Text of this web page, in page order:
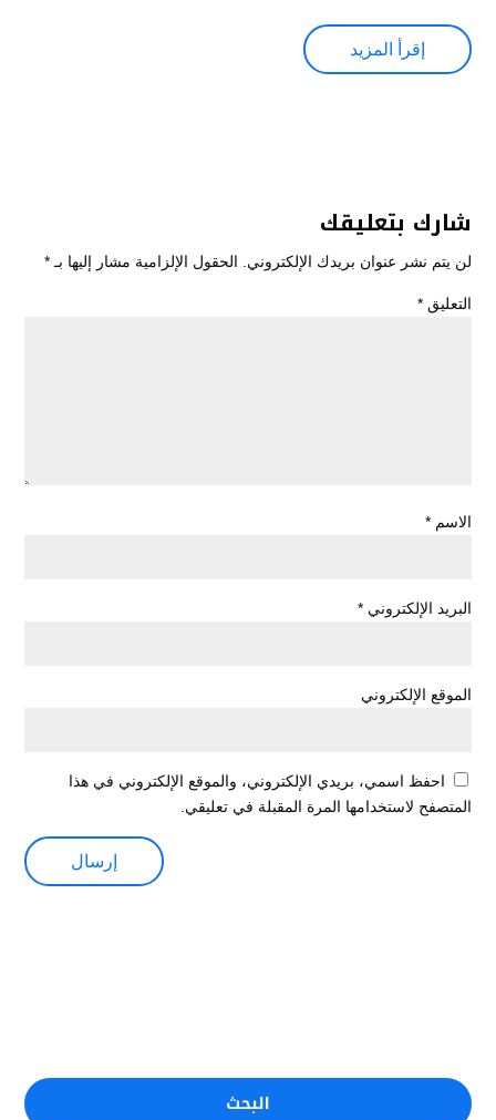
إقرأ المزيد
شارك بتعليقك
لن يتم نشر عنوان بريدك الإلكتروني. الحقول الإلزامية مشار إليها بـ *
التعليق *
الاسم *
البريد الإلكتروني *
الموقع الإلكتروني
احفظ اسمي، بريدي الإلكتروني، والموقع الإلكتروني في هذا
المتصفح لاستخدامها المرة المقبلة في تعليقي.
البحث